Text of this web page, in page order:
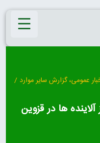
عمومی، گزارش سایر موارد /
ها در قزوین